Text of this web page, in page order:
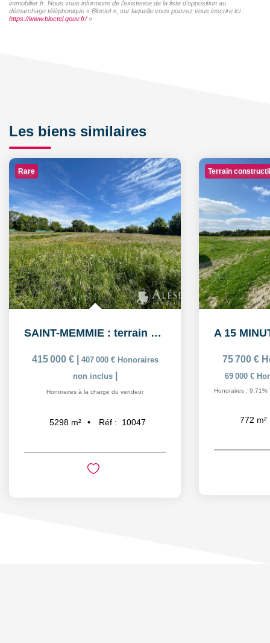
immobilier.fr. Nous vous informons de l'existence de la liste d'opposition au
démarchage téléphonique « Bloctel », sur laquelle vous pouvez vous inscrire ici :
https://www.bloctel.gouv.fr/»
Les biens similaires
Rare
SAINT-MEMMIE : terrain à bâtir
415 000 € 407 000 € Honoraires
non inclus
Honoraires à la charge du vendeur
5298 m² Réf : 10047
Terrain
75 700 €
69 000 €
Honoraires : 9,71%
772 m²